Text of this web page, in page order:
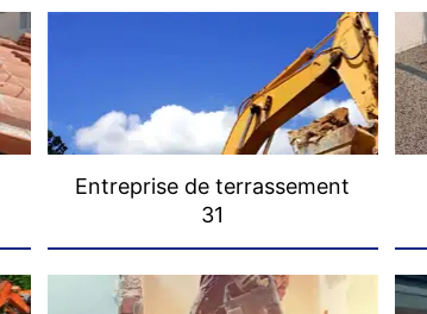
Entreprise de terrassement
31